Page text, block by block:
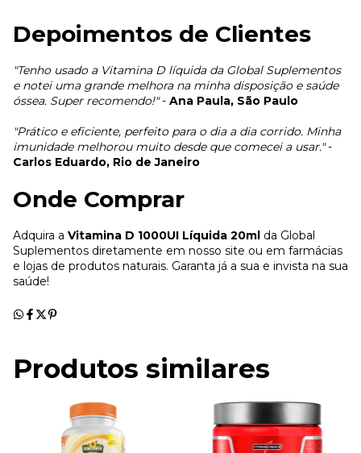
Depoimentos de Clientes
"Tenho usado a Vitamina D líquida da Global Suplementos
e notei uma grande melhora na minha disposição e saúde
óssea. Super recomendo!"- Ana Paula, São Paulo
"Prático e eficiente, perfeito para o dia a dia corrido. Minha
imunidade melhorou muito desde que comecei a usar."-
Carlos Eduardo, Rio de Janeiro
Onde Comprar
Adquira a Vitamina D 1000UI Líquida 20ml da Global
Suplementos diretamente em nosso site ou em farmácias
e lojas de produtos naturais. Garanta já a sua e invista na sua
saúde!
Produtos similares